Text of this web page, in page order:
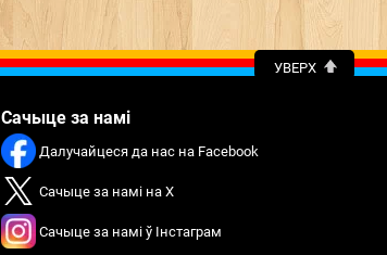
УВЕРХ
Сачыце за намі
Далучайцеся да нас на Facebook
Сачыце за намі на X
Сачыце за намі ў Інстаграм